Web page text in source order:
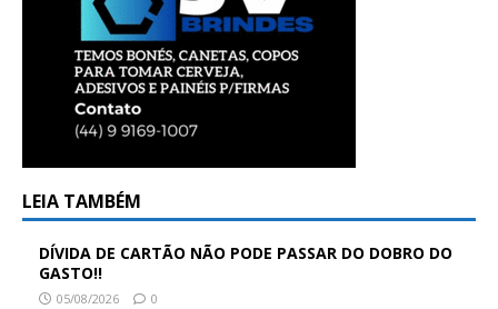
LEIA TAMBÉM
DÍVIDA DE CARTÃO NÃO PODE PASSAR DO DOBRO DO
GASTO!!
05/08/2026 0